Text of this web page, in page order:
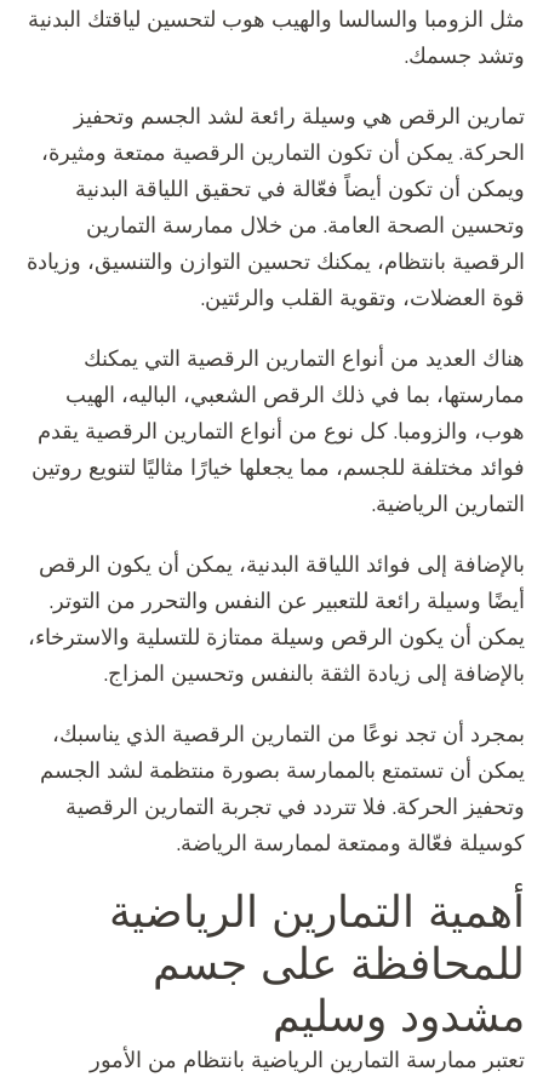
مثل الزومبا والسالسا والهيب هوب لتحسين لياقتك البدنية
وتشد جسمك.
تمارين الرقص هي وسيلة رائعة لشد الجسم وتحفيز
الحركة. يمكن أن تكون التمارين الرقصية ممتعة ومثيرة،
ويمكن أن تكون أيضاً فعّالة في تحقيق اللياقة البدنية
وتحسين الصحة العامة. من خلال ممارسة التمارين
الرقصية بانتظام، يمكنك تحسين التوازن والتنسيق، وزيادة
قوة العضلات، وتقوية القلب والرئتين.
هناك العديد من أنواع التمارين الرقصية التي يمكنك
ممارستها، بما في ذلك الرقص الشعبي، الباليه، الهيب
هوب، والزومبا. كل نوع من أنواع التمارين الرقصية يقدم
فوائد مختلفة للجسم، مما يجعلها خيارًا مثاليًا لتنويع روتين
التمارين الرياضية.
بالإضافة إلى فوائد اللياقة البدنية، يمكن أن يكون الرقص
أيضًا وسيلة رائعة للتعبير عن النفس والتحرر من التوتر.
يمكن أن يكون الرقص وسيلة ممتازة للتسلية والاسترخاء،
بالإضافة إلى زيادة الثقة بالنفس وتحسين المزاج.
بمجرد أن تجد نوعًا من التمارين الرقصية الذي يناسبك،
يمكن أن تستمتع بالممارسة بصورة منتظمة لشد الجسم
وتحفيز الحركة. فلا تتردد في تجربة التمارين الرقصية
كوسيلة فعّالة وممتعة لممارسة الرياضة.
أهمية التمارين الرياضية
للمحافظة على جسم
مشدود وسليم
تعتبر ممارسة التمارين الرياضية بانتظام من الأمور